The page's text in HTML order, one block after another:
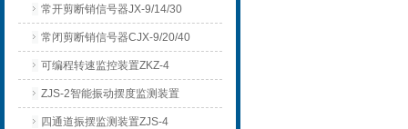
常开剪断销信号器JX-9/14/30
常闭剪断销信号器CJX-9/20/40
可编程转速监控装置ZKZ-4
ZJS-2智能振动摆度监测装置
四通道振摆监测装置ZJS-4